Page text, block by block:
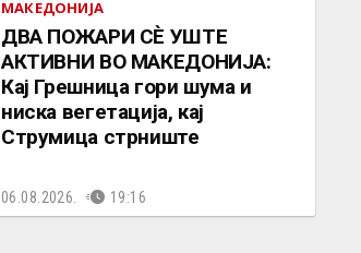
МАКЕДОНИЈА
ДВА ПОЖАРИ СÈ УШТЕ
АКТИВНИ ВО МАКЕДОНИЈА:
Кај Грешница гори шума и
ниска вегетација, кај
Струмица стрниште
06.08.2026. 19:16